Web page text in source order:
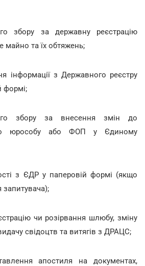
збору за державну реєстрацію
майно та їх обтяжень;
інформації з Державного реєстру
формі;
збору за внесення змін до
юрособу або ФОП у Єдиному
з ЄДР у паперовій формі (якщо
запитувача);
чи розірвання шлюбу, зміну
свідоцтв та витягів з ДРАЦС;
апостиля на документах,